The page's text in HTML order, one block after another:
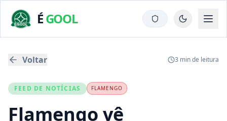
ÉGOOL
Voltar 3 min de leitura
FEED DE NOTÍCIAS FLAMENGO
Flamengo vê